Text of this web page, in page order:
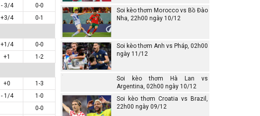
- 3/4
0-0
+3/4
0-1
+1/4
0-0
+1
1-2
+0
1-3
- 1/4
1-0
0-0
Soi kèo thơm Morocco vs Bồ Đào
Nha, 22h00 ngày 10/12
Soi kèo thơm Anh vs Pháp, 02h00
ngày 11/12
Soi kèo thơm Hà Lan vs
Argentina, 02h00 ngày 10/12
Soi kèo thơm Croatia vs Brazil,
22h00 ngày 09/12